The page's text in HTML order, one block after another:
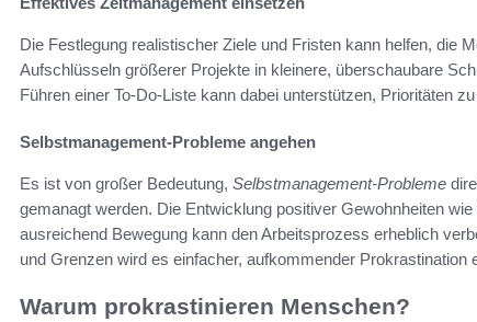
Die Festlegung realistischer Ziele und Fristen kann helfen, die
Aufschlüsseln größerer Projekte in kleinere, überschaubare
Führen einer To-Do-Liste kann dabei unterstützen, Prioritäten
Selbstmanagement-Probleme angehen
Es ist von großer Bedeutung, Selbstmanagement-Probleme
gemanagt werden. Die Entwicklung positiver Gewohnheiten
ausreichend Bewegung kann den Arbeitsprozess erheblich
und Grenzen wird es einfacher, aufkommender Prokrastination
Warum prokrastinieren Menschen?